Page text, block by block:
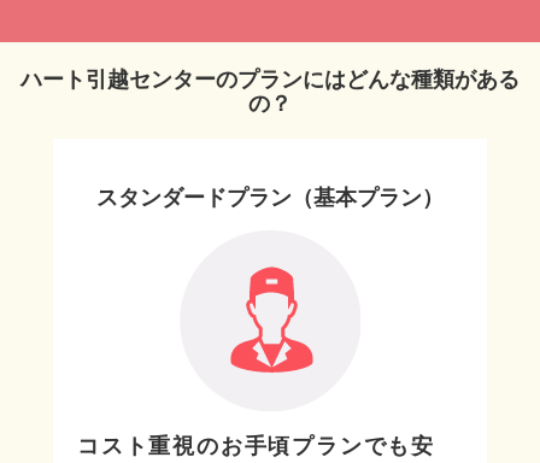
ハート引越センターのプランにはどんな種類がある
の？
スタンダードプラン（基本プラン）
コスト重視のお手頃プランでも安